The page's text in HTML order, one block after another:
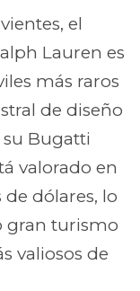
el
Lauren es
más raros
de diseño
Bugatti
valorado en
dólares, lo
gran turismo
valiosos de